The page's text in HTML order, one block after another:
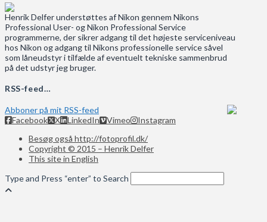
Henrik Delfer understøttes af Nikon gennem Nikons
Professional User- og Nikon Professional Service
programmerne, der sikrer adgang til det højeste serviceniveau
hos Nikon og adgang til Nikons professionelle service såvel
som låneudstyr i tilfælde af eventuelt tekniske sammenbrud
på det udstyr jeg bruger.
RSS-feed…
Abboner på mit RSS-feed
Facebook
X LinkedIn Vimeo
Instagram
Besøg også http://fotoprofil.dk/
Copyright © 2015 – Henrik Delfer
This site in English
Type and Press “enter” to Search